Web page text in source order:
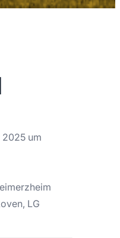
2025 um
LG